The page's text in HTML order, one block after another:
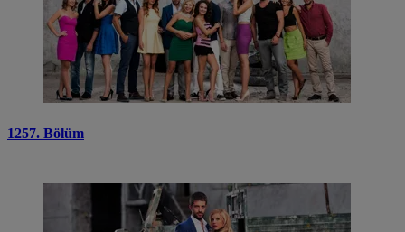
1257. Bölüm